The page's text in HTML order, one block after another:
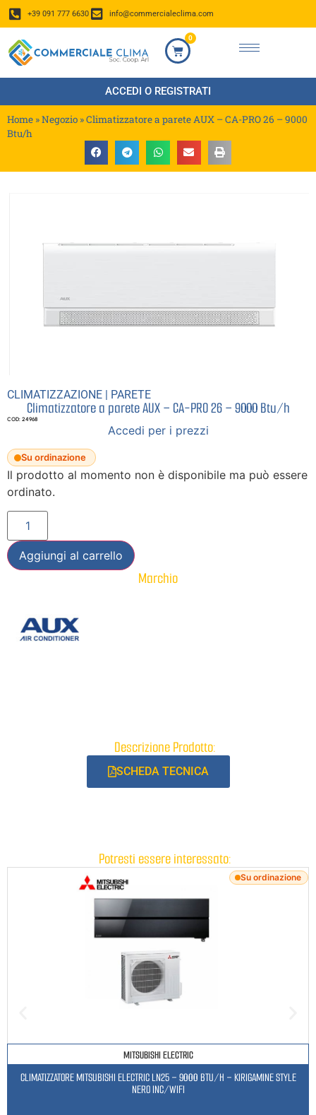
+39 091 777 6630 info@commercialeclima.com
0
ACCEDI O REGISTRATI
Home »Negozio »Climatizzatore a parete AUX – CA-PRO 26 – 9000
Btu/h
CLIMATIZZAZIONE | PARETE
Climatizzatore a parete AUX – CA-PRO 26 – 9000 Btu/h
COD: 24968
Accedi per i prezzi
Su ordinazione
Il prodotto al momento non è disponibile ma può essere
ordinato.
Aggiungi al carrello
Marchio
Descrizione Prodotto:
SCHEDA TECNICA
Potresti essere interessato:
Su ordinazione
MITSUBISHI ELECTRIC
CLIMATIZZATORE MITSUBISHI ELECTRIC LN25 – 9000 BTU/H – KIRIGAMINE STYLE
NERO INC/WIFI